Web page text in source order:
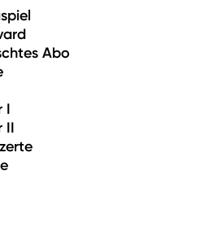
Abo
I
II